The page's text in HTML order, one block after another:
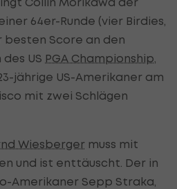
64er-Runde (vier Birdies,
besten Score an den
US PGA Championship
jährige US-Amerikaner am
mit zwei Schlägen
Wiesberger muss mit
und ist enttäuscht. Der in
Amerikaner Sepp Straka,